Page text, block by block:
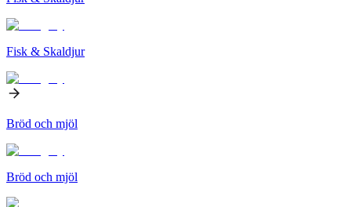
Fisk & Skaldjur
Bröd och mjöl
Bröd och mjöl